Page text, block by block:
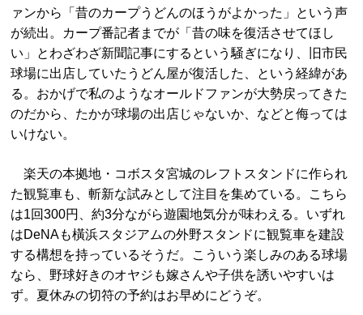
ァンから「昔のカープうどんのほうがよかった」という声
が続出。カープ番記者までが「昔の味を復活させてほし
い」とわざわざ新聞記事にするという騒ぎになり、旧市民
球場に出店していたうどん屋が復活した、という経緯があ
る。おかげで私のようなオールドファンが大勢戻ってきた
のだから、たかが球場の出店じゃないか、などと侮っては
いけない。
楽天の本拠地・コボスタ宮城のレフトスタンドに作られ
た観覧車も、斬新な試みとして注目を集めている。こちら
は1回300円、約3分ながら遊園地気分が味わえる。いずれ
はDeNAも橫浜スタジアムの外野スタンドに観覧車を建設
する構想を持っているそうだ。こういう楽しみのある球場
なら、野球好きのオヤジも嫁さんや子供を誘いやすいは
ず。夏休みの切符の予約はお早めにどうぞ。